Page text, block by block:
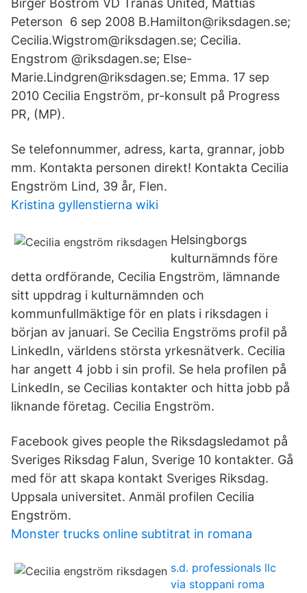
Birger Boström VD Tranås United, Mattias
Peterson 6 sep 2008 B.Hamilton@riksdagen.se;
Cecilia.Wigstrom@riksdagen.se; Cecilia.
Engstrom @riksdagen.se; Else-
Marie.Lindgren@riksdagen.se; Emma. 17 sep
2010 Cecilia Engström, pr-konsult på Progress
PR, (MP).
Se telefonnummer, adress, karta, grannar, jobb
mm. Kontakta personen direkt! Kontakta Cecilia
Engström Lind, 39 år, Flen.
Kristina gyllenstierna wiki
Helsingborgs
kulturnämnds före
detta ordförande, Cecilia Engström, lämnande
sitt uppdrag i kulturnämnden och
kommunfullmäktige för en plats i riksdagen i
början av januari. Se Cecilia Engströms profil på
LinkedIn, världens största yrkesnätverk. Cecilia
har angett 4 jobb i sin profil. Se hela profilen på
LinkedIn, se Cecilias kontakter och hitta jobb på
liknande företag. Cecilia Engström.
Facebook gives people the Riksdagsledamot på
Sveriges Riksdag Falun, Sverige 10 kontakter. Gå
med för att skapa kontakt Sveriges Riksdag.
Uppsala universitet. Anmäl profilen Cecilia
Engström.
Monster trucks online subtitrat in romana
s.d. professionals llc
via stoppani roma